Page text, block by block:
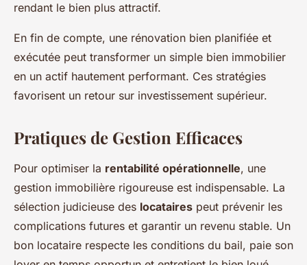
rendant le bien plus attractif.
En fin de compte, une rénovation bien planifiée et
exécutée peut transformer un simple bien immobilier
en un actif hautement performant. Ces stratégies
favorisent un retour sur investissement supérieur.
Pratiques de Gestion Efficaces
Pour optimiser la rentabilité opérationnelle, une
gestion immobilière rigoureuse est indispensable. La
sélection judicieuse des locataires peut prévenir les
complications futures et garantir un revenu stable. Un
bon locataire respecte les conditions du bail, paie son